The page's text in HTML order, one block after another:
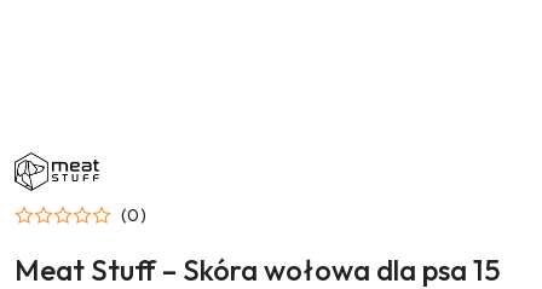
NAZWA
PRODUCENTA:
MEAT
STUFF (0)
Meat Stuff – Skóra wołowa dla psa 15